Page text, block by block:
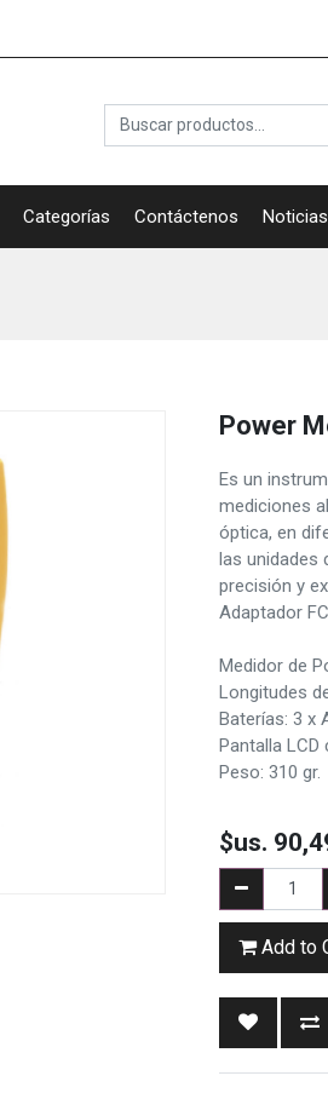
Categorías Contáctenos Noticias
Power
Es un
mediciones
óptica, en
las unidades
precisión y
Adaptador
Medidor de
Longitudes
Baterías: 3 x
Pantalla
Peso: 310 gr.
$us.
Add to